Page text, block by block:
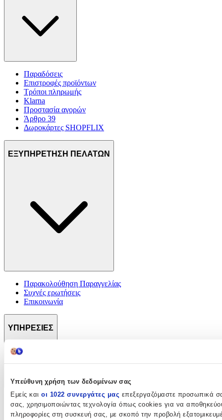
Υπεύθυνη χρήση των δεδομένων σας
Εμείς και οι 1022 συνεργάτες μας επεξεργαζόμαστε προσωπικά
σας, χρησιμοποιώντας τεχνολογία όπως cookies για να
πληροφορίες στη συσκευή σας, με σκοπό την προβολή
Παραδόσεις
Επιστροφές προϊόντων
Τρόποι πληρωμής
Klarna
Προστασία αγορών
Άρθρο 39
Δωροκάρτες SHOPFLIX
ΕΞΥΠΗΡΕΤΗΣΗ ΠΕΛΑΤΩΝ
Παρακολούθηση Παραγγελίας
Συχνές ερωτήσεις
Επικοινωνία
ΥΠΗΡΕΣΙΕΣ
SHOPFLIX max
SHOPFLIX tickets